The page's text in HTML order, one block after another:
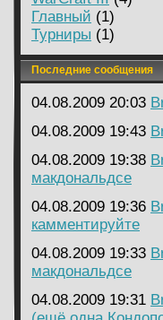
Главный (1)
Турниры (1)
Последние сообщения
04.08.2009 20:03
04.08.2009 19:43
04.08.2009 19:38
макдональдсе
04.08.2009 19:36
камментируйте
04.08.2009 19:33
макдональдсе
04.08.2009 19:31